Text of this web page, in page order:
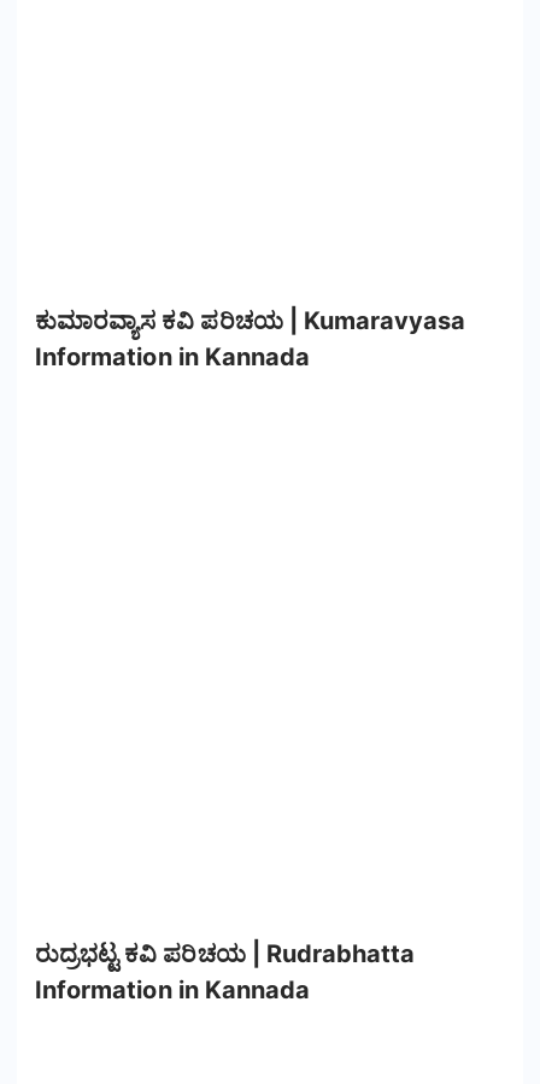
ಕುಮಾರವ್ಯಾಸ ಕವಿ ಪರಿಚಯ | Kumaravyasa
Information in Kannada
ರುದ್ರಭಟ್ಟ ಕವಿ ಪರಿಚಯ | Rudrabhatta
Information in Kannada